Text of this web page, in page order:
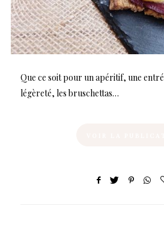
Que ce soit pour un apéritif, une
légèreté, les bruschettas…